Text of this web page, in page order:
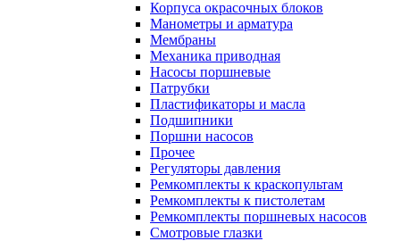
Корпуса окрасочных блоков
Манометры и арматура
Мембраны
Механика приводная
Насосы поршневые
Патрубки
Пластификаторы и масла
Подшипники
Поршни насосов
Прочее
Регуляторы давления
Ремкомплекты к краскопультам
Ремкомплекты к пистолетам
Ремкомплекты поршневых насосов
Смотровые глазки